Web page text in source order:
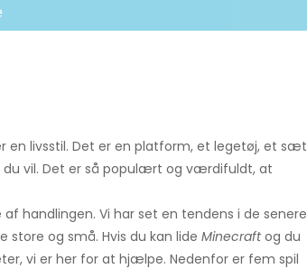
en livsstil. Det er en platform, et legetøj, et sæt
vil. Det er så populært og værdifuldt, at
handlingen. Vi har set en tendens i de senere
store og små. Hvis du kan lide Minecraftog du
vi er her for at hjælpe. Nedenfor er fem spil